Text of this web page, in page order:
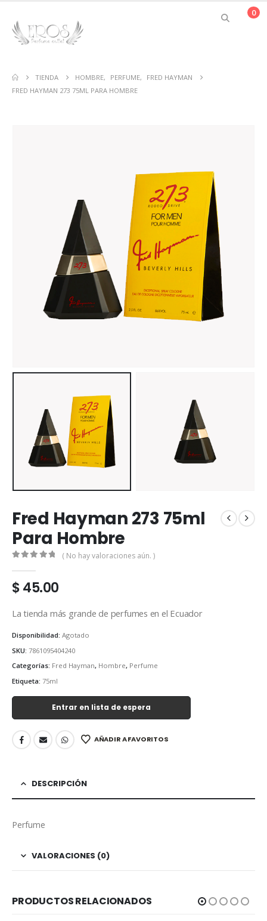
0
TIENDA HOMBRE, PERFUME,
FRED HAYMAN
FRED HAYMAN 273 75ML PARA HOMBRE
Fred Hayman 273 75ml
Para Hombre
( No hay valoraciones aún. )
$45.00
La tienda más grande de perfumes en el Ecuador
Disponibilidad: Agotado
SKU: 7861095404240
Categorías: Fred Hayman, Hombre, Perfume
Etiqueta: 75ml
Entrar en lista de espera
AÑADIR A FAVORITOS
DESCRIPCIÓN
Perfume
VALORACIONES (0)
PRODUCTOS RELACIONADOS